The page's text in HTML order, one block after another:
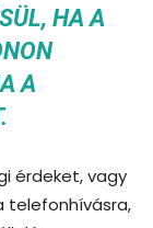
HA A
A
érdeket, vagy
telefonhívásra,